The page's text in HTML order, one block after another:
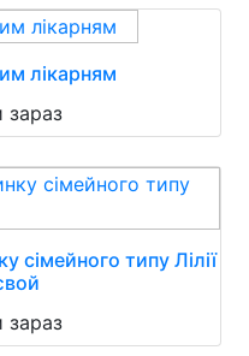
лікарням
зараз
сімейного типу Лілії
зараз